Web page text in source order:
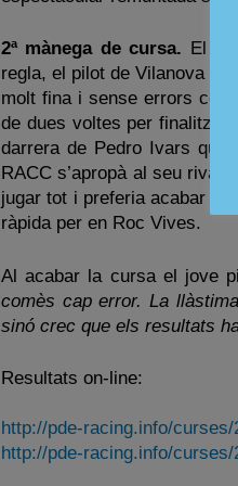
2ª mànega de cursa. El
regla, el pilot de Vilanova i
molt fina i sense errors
de dues voltes per finalitzar
darrera de Pedro Ivars que
RACC s’apropà al seu rival
jugar tot i preferia acabar
ràpida per en Roc Vives.
Al acabar la cursa el jove
comès cap error. La
sinó crec que els resultats
Resultats on-line:
http://pde-racing.info/
http://pde-racing.info/